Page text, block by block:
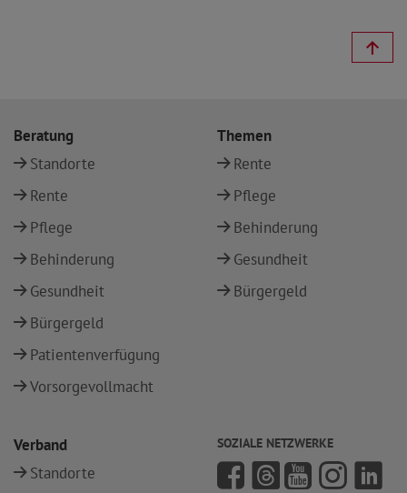
Beratung
Standorte
Rente
Pflege
Behinderung
Gesundheit
Bürgergeld
Patientenverfügung
Vorsorgevollmacht
Themen
Rente
Pflege
Behinderung
Gesundheit
Bürgergeld
Verband
Standorte
SOZIALE NETZWERKE